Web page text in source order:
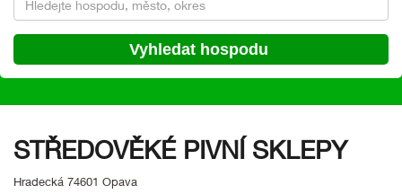
STŘEDOVĚKÉ PIVNÍ SKLEPY
Hradecká 74601 Opava